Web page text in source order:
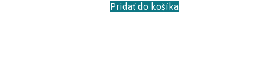
Pridať do košíka